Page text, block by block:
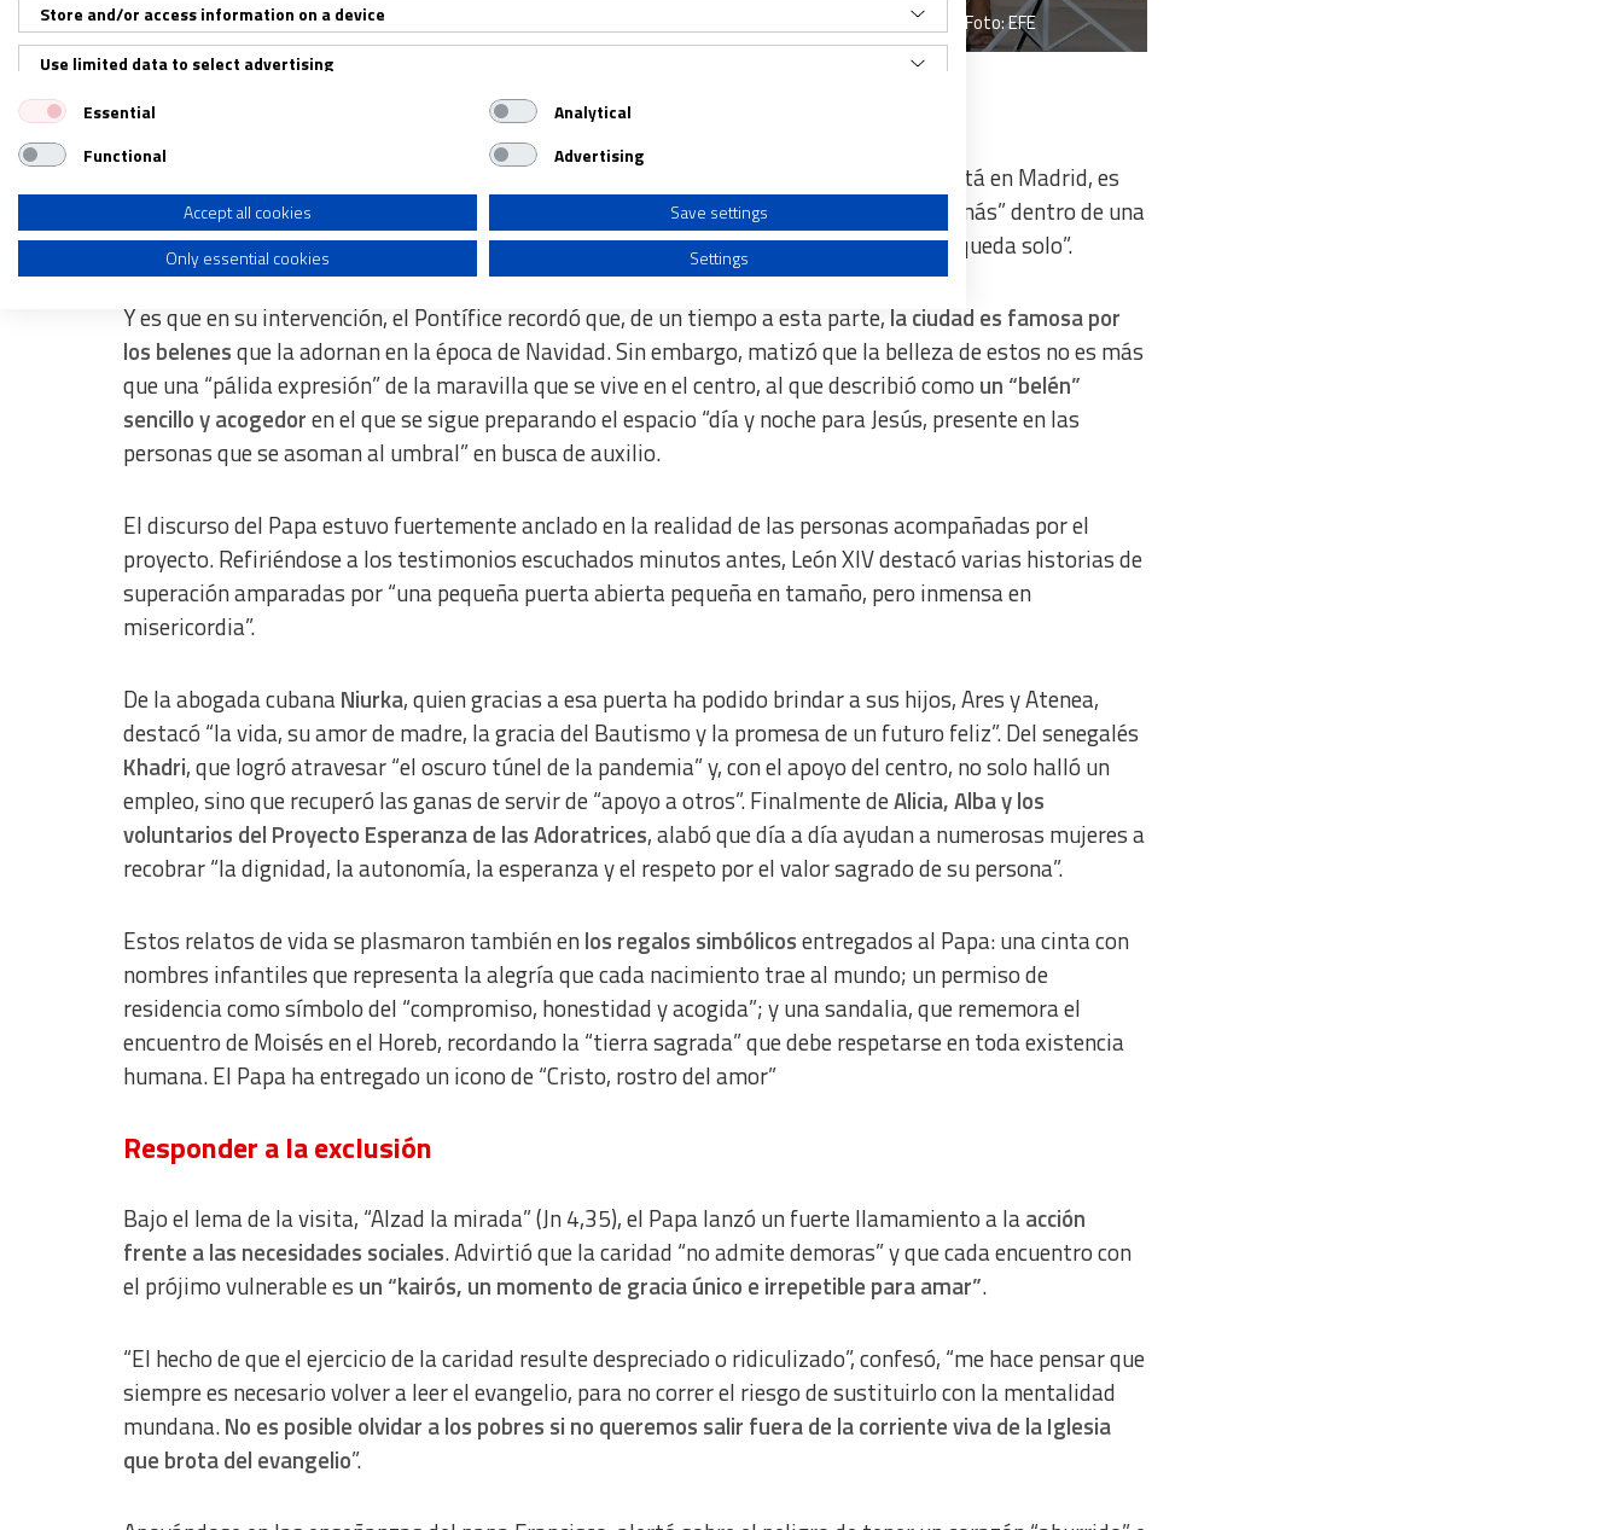
El papa León XIV en el centro CEDIA 24 Horas, de Cáritas Madrid mientras canta la Niña Pastori. Foto: EFE
Un “belén” vivo y encendido todo el año
Con tono cercano, León XIV se presentó repitiendo una máxima del arzobispo: “quien está en Madrid, es
de Madrid”. El Papa agradeció la bienvenida, asegurando sentirse como “un madrileño más” dentro de una
inmensa y maravillosa familia donde “ocurren milagros de amor” y en la que “nadie se queda solo”.
Y es que en su intervención, el Pontífice recordó que, de un tiempo a esta parte, la ciudad es famosa por
los belenesque la adornan en la época de Navidad. Sin embargo, matizó que la belleza de estos no es más
que una “pálida expresión” de la maravilla que se vive en el centro, al que describió como un “belén”
sencillo y acogedoren el que se sigue preparando el espacio “día y noche para Jesús, presente en las
personas que se asoman al umbral” en busca de auxilio.
El discurso del Papa estuvo fuertemente anclado en la realidad de las personas acompañadas por el
proyecto. Refiriéndose a los testimonios escuchados minutos antes, León XIV destacó varias historias de
superación amparadas por “una pequeña puerta abierta pequeña en tamaño, pero inmensa en
misericordia”.
De la abogada cubanaNiurka, quien gracias a esa puerta ha podido brindar a sus hijos, Ares y Atenea,
destacó “la vida, su amor de madre, la gracia del Bautismo y la promesa de un futuro feliz”. Del senegalés
Khadri, que logró atravesar “el oscuro túnel de la pandemia” y, con el apoyo del centro, no solo halló un
empleo, sino que recuperó las ganas de servir de “apoyo a otros”. Finalmente deAlicia, Alba y los
voluntarios del Proyecto Esperanza de las Adoratrices, alabó que día a día ayudan a numerosas mujeres a
recobrar “la dignidad, la autonomía, la esperanza y el respeto por el valor sagrado de su persona”.
Estos relatos de vida se plasmaron también enlos regalos simbólicosentregados al Papa: una cinta con
nombres infantiles que representa la alegría que cada nacimiento trae al mundo; un permiso de
residencia como símbolo del “compromiso, honestidad y acogida”; y una sandalia, que rememora el
encuentro de Moisés en el Horeb, recordando la “tierra sagrada” que debe respetarse en toda existencia
humana. El Papa ha entregado un icono de “Cristo, rostro del amor”
Responder a la exclusión
Bajo el lema de la visita, “Alzad la mirada” (Jn 4,35), el Papa lanzó un fuerte llamamiento a laacción
frente a las necesidades sociales. Advirtió que la caridad “no admite demoras” y que cada encuentro con
el prójimo vulnerable es un “kairós, un momento de gracia único e irrepetible para amar”.
“El hecho de que el ejercicio de la caridad resulte despreciado o ridiculizado”, confesó, “me hace pensar que
siempre es necesario volver a leer el evangelio, para no correr el riesgo de sustituirlo con la mentalidad
mundana.No es posible olvidar a los pobres si no queremos salir fuera de la corriente viva de la Iglesia
que brota del evangelio”.
Store and/or access information on a device
Use limited data to select advertising
Create profiles for personalised advertising
Use profiles to select personalised advertising
Create profiles to personalise content
Use profiles to select personalised content
Measure advertising performance
Measure content performance
Understand audiences through statistics or combinations of data from different sources
Develop and improve services
Use precise geolocation data
Identify devices based on information actively requested
Advertising
Essential
Analytical
Functional
Advertising
Accept all cookies
Save settings
Only essential cookies
Settings